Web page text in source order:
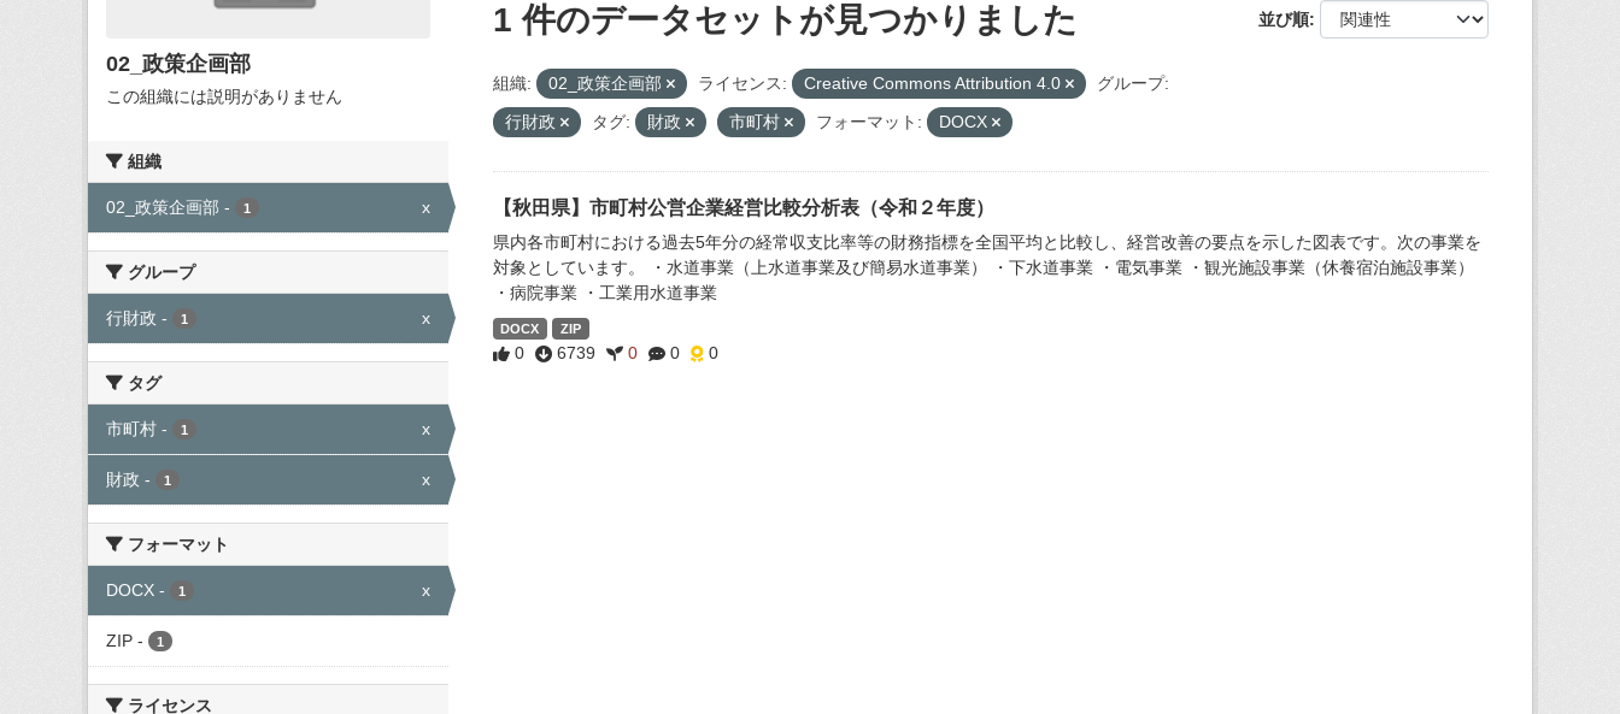
02_政策企画部
この組織には説明がありません
組織
02_政策企画部 - 1 x
グループ
行財政 - 1 x
タグ
市町村 - 1 x
財政 - 1 x
フォーマット
DOCX - 1 x
ZIP - 1
ライセンス
並び順
1 件のデータセットが見つかりました
組織: 02_政策企画部 ライセンス: Creative Commons Attribution 4.0
グループ:
行財政
タグ: 財政 市町村 フォーマット: DOCX
【秋田県】市町村公営企業経営比較分析表（令和２年度）
県内各市町村における過去5年分の経常収支比率等の財務指標を全国平均と比較し、経営改善の要点を示した図表です。次の事業を
対象としています。 ・水道事業（上水道事業及び簡易水道事業） ・下水道事業 ・電気事業 ・観光施設事業（休養宿泊施設事業）
・病院事業 ・工業用水道事業
DOCX ZIP
0 6739 0 0 0